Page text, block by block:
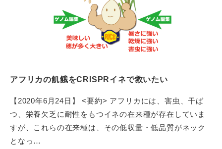
アフリカの飢餓をCRISPRイネで救いたい
【2020年6月24日】 <要約> アフリカには、害虫、干ば
つ、栄養欠乏に耐性をもつイネの在来種が存在していま
すが、これらの在来種は、その低収量・低品質がネック
となっ…